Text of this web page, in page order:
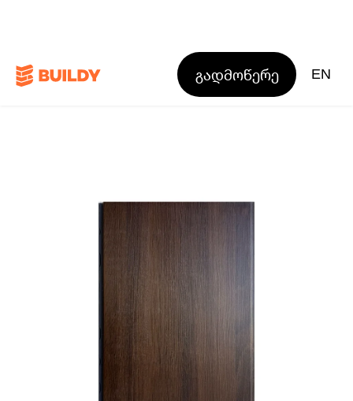
გადმოწერე EN